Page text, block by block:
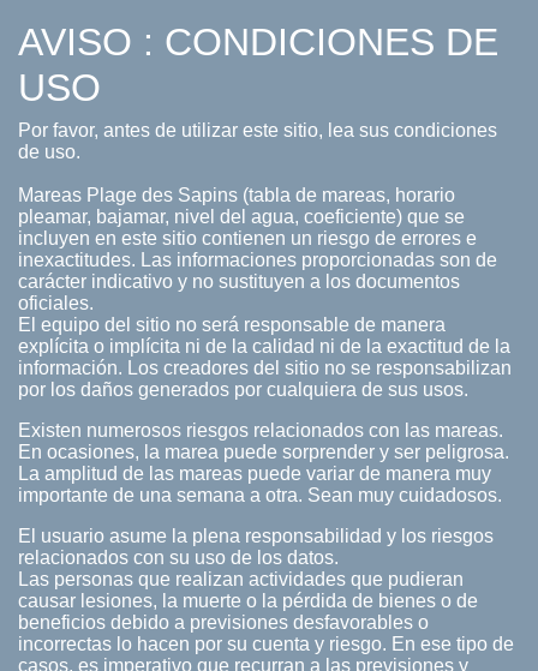
AVISO : CONDICIONES DE
USO
Por favor, antes de utilizar este sitio, lea sus condiciones
de uso.
Mareas Plage des Sapins (tabla de mareas, horario
pleamar, bajamar, nivel del agua, coeficiente) que se
incluyen en este sitio contienen un riesgo de errores e
inexactitudes. Las informaciones proporcionadas son de
carácter indicativo y no sustituyen a los documentos
oficiales.
El equipo del sitio no será responsable de manera
explícita o implícita ni de la calidad ni de la exactitud de la
información. Los creadores del sitio no se responsabilizan
por los daños generados por cualquiera de sus usos.
Existen numerosos riesgos relacionados con las mareas.
En ocasiones, la marea puede sorprender y ser peligrosa.
La amplitud de las mareas puede variar de manera muy
importante de una semana a otra. Sean muy cuidadosos.
El usuario asume la plena responsabilidad y los riesgos
relacionados con su uso de los datos.
Las personas que realizan actividades que pudieran
causar lesiones, la muerte o la pérdida de bienes o de
beneficios debido a previsiones desfavorables o
incorrectas lo hacen por su cuenta y riesgo. En ese tipo de
casos, es imperativo que recurran a las previsiones y